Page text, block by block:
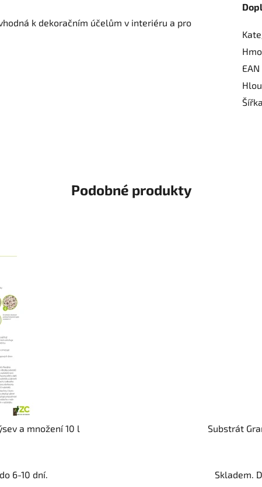
k dekoračním účelům v interiéru a pro
EAN
Podobné produkty
a množení 10 l
6-10 dní.
Substrát
Skladem.